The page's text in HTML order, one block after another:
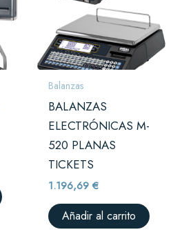
Balanzas
BALANZAS
ELECTRÓNICAS M-
520 PLANAS
TICKETS
1.196,69€
Añadir al carrito